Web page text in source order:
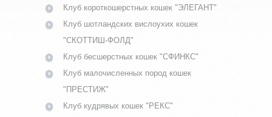
Клуб короткошерстных кошек "ЭЛЕГАНТ"
Клуб шотландских вислоухих кошек
"СКОТТИШ-ФОЛД"
Клуб бесшерстных кошек "СФИНКС"
Клуб малочисленных пород кошек
"ПРЕСТИЖ"
Клуб кудрявых кошек "РЕКС"